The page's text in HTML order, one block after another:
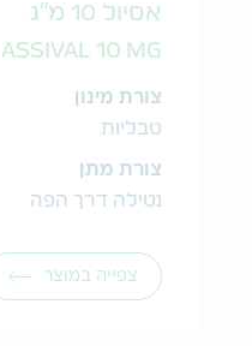
אסיול 10 מ"ג
ASSIVAL 10 MG
צורת מינון
טבליות
צורת מתן
נטילה דרך הפה
צפייה במוצר